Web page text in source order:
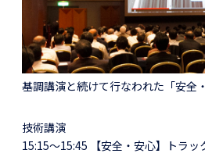
基調講演と続けて行なわれた「安全
技術講演
15:15～15:45 【安全・安心】トラッ